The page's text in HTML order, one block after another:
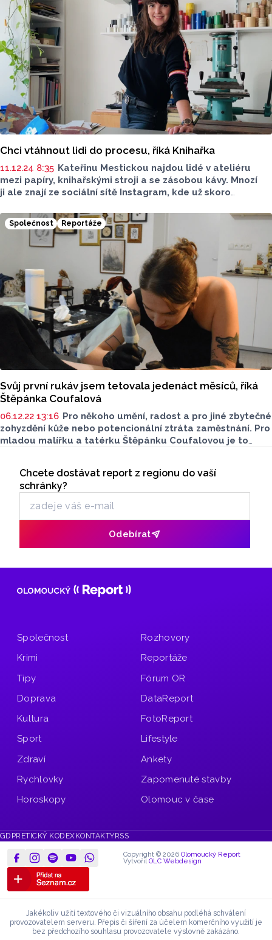
Chci vtáhnout lidi do procesu, říká Knihařka
11.12.24 8:35 Kateřinu Mestickou najdou lidé v ateliéru
mezi papíry, knihařskými stroji a se zásobou kávy. Mnozí
ji ale znají ze sociální sítě Instagram, kde už skoro
a ukazuje, že knihařina je sexy, jak sama říká."Tohle
je moje knihařskéstudio, tady vyrábím
učím knihařinu. Jsme v takovémojí kuchyni, jako
m stole se dělá určitý proces, ”
vysvětluje Kateřina Mestická, když mě vtahuje do svého
olomouck
ho studia.
Společnost Reportáže
Svůj první rukáv jsem tetovala jedenáct měsíců, říká
Štěpánka Coufalová
06.12.22 13:16 Pro někoho umění, radost a pro jiné zbytečné
zohyzdění kůže nebo potencionální ztráta zaměstnání. Pro
mladou malířku a tatérku Štěpánku Coufalovou je to
málo přes rok. Tetování samotnému se ale věnuje už od
roku 2016. Jaký je její příběh?
Odběr newsletteru
Chcete dostávat report z regionu do vaší
schránky?
Odebírat
Společnost
Krimi
Tipy
Doprava
Kultura
Sport
Zdraví
Rychlovky
Horoskopy
Rozhovory
Reportáže
Fórum OR
DataReport
FotoReport
Lifestyle
Ankety
Zapomenuté stavby
Olomouc v čase
GDPR ETICKÝ KODEX KONTAKTY RSS
Copyright © 2026 Olomoucký Report
VytvořilOLC Webdesign
Jakékoliv užití textového či vizuálního obsahu podléhá schválení
provozovatelem serveru. Přepis či šíření za účelem komerčního využití je
bez předchozího souhlasu provozovatele výslovně zakázáno.